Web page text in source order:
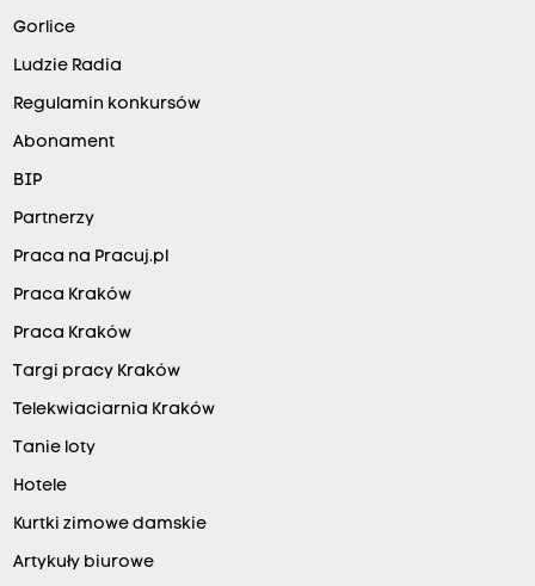
Gorlice
Ludzie Radia
Regulamin konkursów
Abonament
BIP
Partnerzy
Praca na Pracuj.pl
Praca Kraków
Praca Kraków
Targi pracy Kraków
Telekwiaciarnia Kraków
Tanie loty
Hotele
Kurtki zimowe damskie
Artykuły biurowe